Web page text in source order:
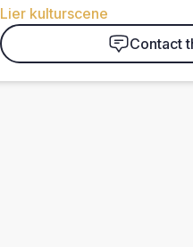
Lier kulturscene